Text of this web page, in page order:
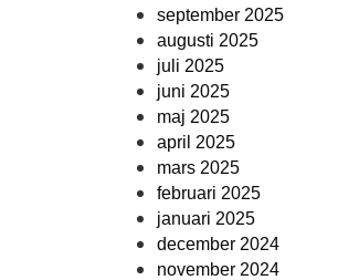
september 2025
augusti 2025
juli 2025
juni 2025
maj 2025
april 2025
mars 2025
februari 2025
januari 2025
december 2024
november 2024